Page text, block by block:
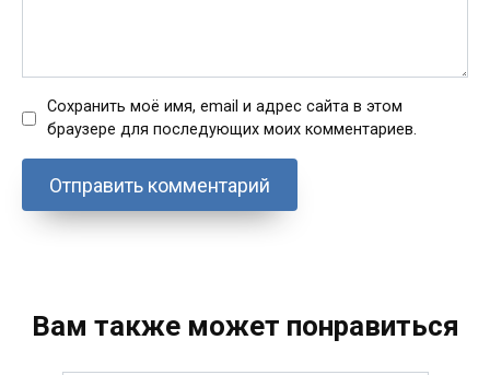
Сохранить моё имя, email и адрес сайта в этом
браузере для последующих моих комментариев.
Вам также может понравиться